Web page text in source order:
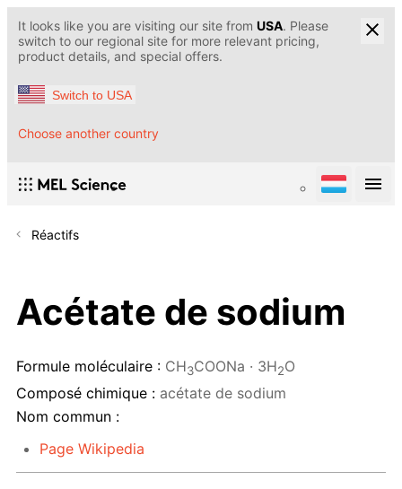
It looks like you are visiting our site from USA. Please
switch to our regional site for more relevant pricing,
product details, and special offers.
Switch to USA
Choose another country
Réactifs
Acétate de sodium
Formule moléculaire : CH3COONa · 3H2O
Composé chimique : acétate de sodium
Nom commun :
Page Wikipedia